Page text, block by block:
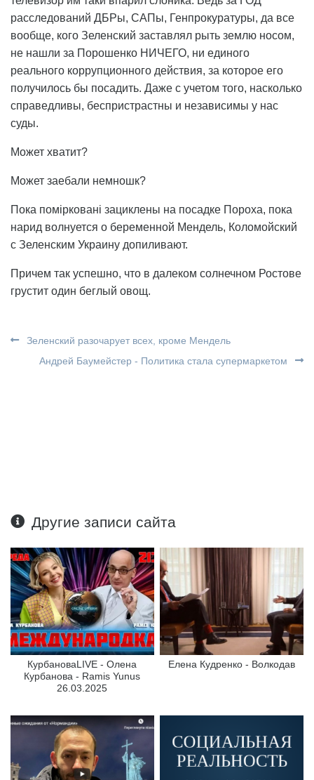
расследований ДБРы, САПы, Генпрокуратуры, да все
вообще, кого Зеленский заставлял рыть землю носом,
не нашли за Порошенко НИЧЕГО, ни единого
реального коррупционного действия, за которое его
получилось бы посадить. Даже с учетом того, насколько
справедливы, беспристрастны и независимы у нас
суды.
Может хватит?
Может заебали немношк?
Пока помірковані зациклены на посадке Пороха, пока
нарид волнуется о беременной Мендель, Коломойский
с Зеленским Украину допиливают.
Причем так успешно, что в далеком солнечном Ростове
грустит один беглый овощ.
Зеленский разочарует всех, кроме Мендель
Андрей Баумейстер - Политика стала супермаркетом
Другие записи сайта
КурбановаLIVE - Олена
Курбанова - Ramis Yunus
26.03.2025
Елена Кудренко - Волкодав